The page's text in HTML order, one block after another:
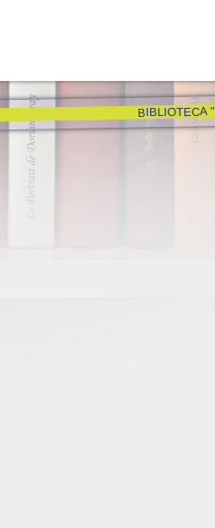
BIBLIOTECA